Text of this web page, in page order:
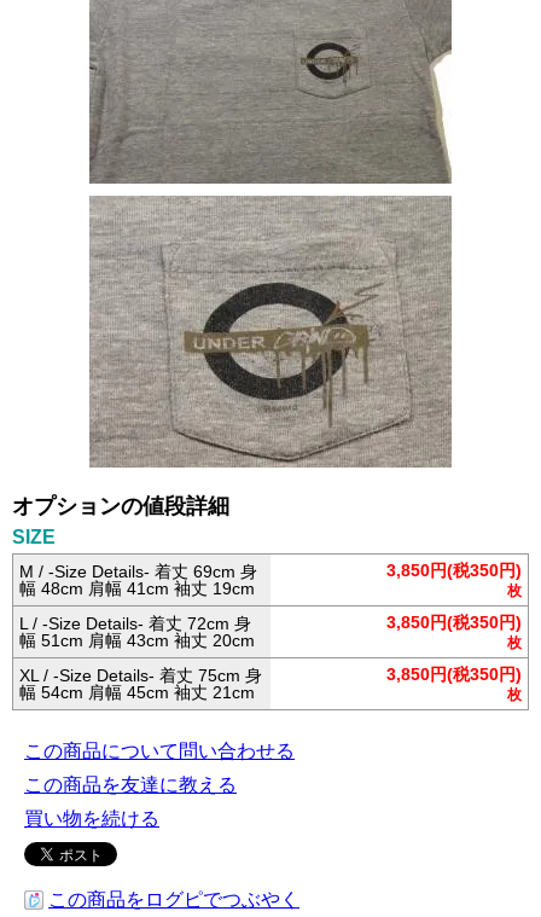
オプションの値段詳細
SIZE
M / -Size Details- 着丈 69cm 身
幅 48cm 肩幅 41cm 袖丈 19cm
3,850円(税350円)
枚
L / -Size Details- 着丈 72cm 身
幅 51cm 肩幅 43cm 袖丈 20cm
3,850円(税350円)
枚
XL / -Size Details- 着丈 75cm 身
幅 54cm 肩幅 45cm 袖丈 21cm
3,850円(税350円)
枚
この商品について問い合わせる
この商品を友達に教える
買い物を続ける
この商品をログピでつぶやく